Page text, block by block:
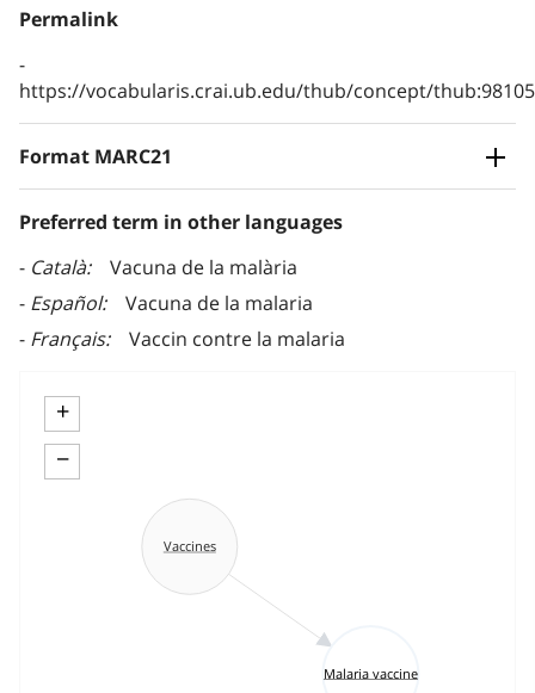
Permalink
https://vocabularis.crai.ub.edu/thub/concept/
Format MARC21
Preferred term in other languages
Català
Vacuna de la malària
Español
Vacuna de la malaria
Français
Vaccin contre la malaria
+
−
Malaria vaccine
Vaccines